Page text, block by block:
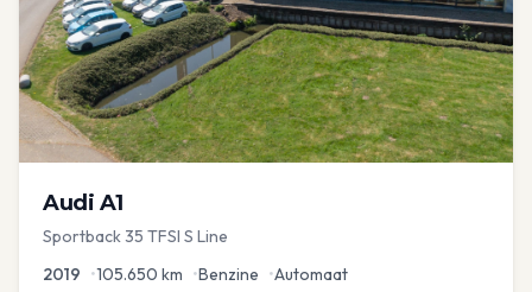
Audi A1
Sportback 35 TFSI S Line
2019 •105.650 km •Benzine •Automaat